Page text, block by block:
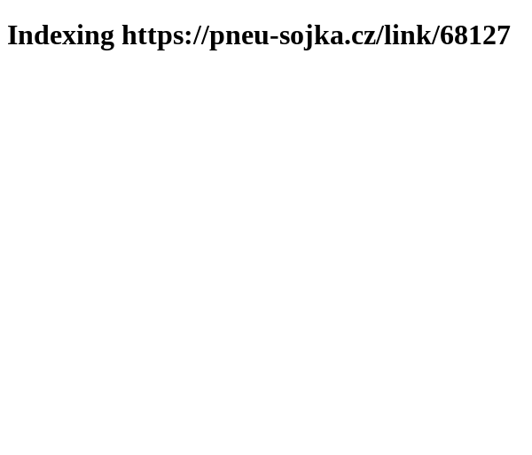
Indexing https://pneu-sojka.cz/link/68127